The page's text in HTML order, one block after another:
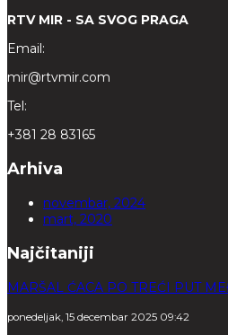
RTV MIR - SA SVOG PRAGA
Email:
mir@rtvmir.com
Tel:
+381 28 83165
Arhiva
novembar, 2024
mart, 2020
Najčitaniji
MARŠAL ĆACA PO TREĆI PUT
ponedeljak, 15 decembar 2025 09:42